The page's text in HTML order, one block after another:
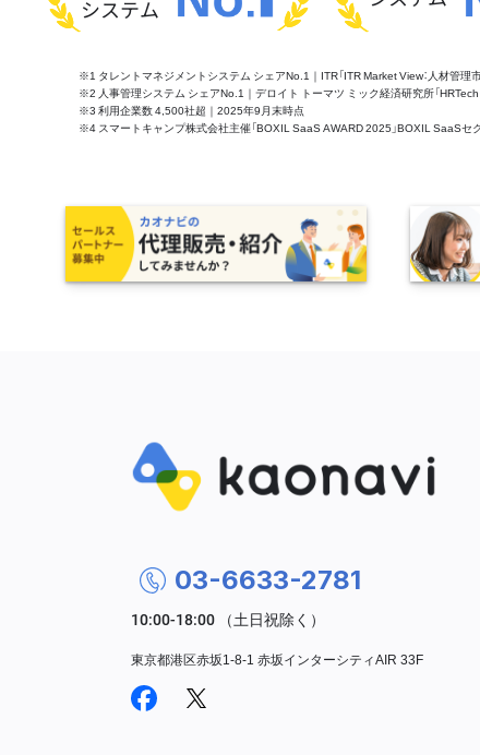
システム
※1 タレントマネジメントシステム シェアNo.1｜ITR「ITR Market View：人材管理
※2 人事管理システム シェアNo.1｜デロイト トーマツ ミック経済研究所「
※3 利用企業数 4,500社超｜2025年9月末時点
※4 スマートキャンプ株式会社主催「BOXIL SaaS AWARD 2025」BOXIL SaaS
03-6633-2781
東京都港区赤坂1-8-1 赤坂インターシティAIR 33F